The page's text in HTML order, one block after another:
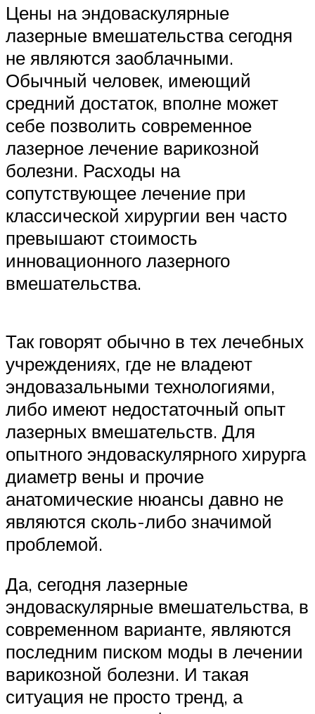
Цены на эндоваскулярные
лазерные вмешательства сегодня
не являются заоблачными.
Обычный человек, имеющий
средний достаток, вполне может
себе позволить современное
лазерное лечение варикозной
болезни. Расходы на
сопутствующее лечение при
классической хирургии вен часто
превышают стоимость
инновационного лазерного
вмешательства.
Так говорят обычно в тех лечебных
учреждениях, где не владеют
эндовазальными технологиями,
либо имеют недостаточный опыт
лазерных вмешательств. Для
опытного эндоваскулярного хирурга
диаметр вены и прочие
анатомические нюансы давно не
являются сколь-либо значимой
проблемой.
Да, сегодня лазерные
эндоваскулярные вмешательства, в
современном варианте, являются
последним писком моды в лечении
варикозной болезни. И такая
ситуация не просто тренд, а